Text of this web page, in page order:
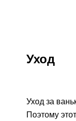
Уход
Уход за
Поэтому